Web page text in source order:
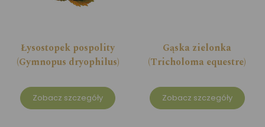
Łysostopek pospolity
(Gymnopus dryophilus)
Zobacz szczegóły
Gąska zielonka
(Tricholoma equestre)
Zobacz szczegóły